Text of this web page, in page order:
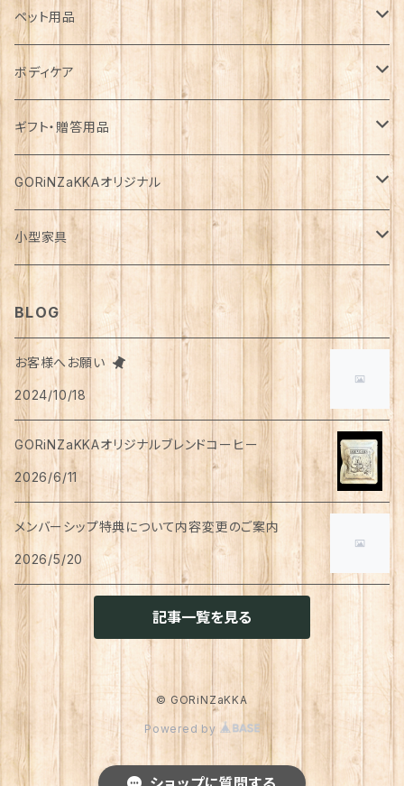
カゴ・バスケット
エコバッグ
花瓶
鏡
お風呂・ランドリー
タオル
スリッパ
マスク
ハンドソープ
アロマ・お香
トラベルセット
カレンダー
クッション・クッションカバー
ファブリック・マルチカバー
ブランケット
照明
帽子
アクセサリー
マフラー・ストール
ブランケット
バッグ
カゴバッグ
スマホショルダーバッグ
ポーチ
お財布・カード入れ
手袋・アームカバー
ハンカチ
てぬぐい
キーホルダー
メガネ・メガネケース
傘
キッチン雑貨
食器
お箸
カトラリー
ストロー
ポット・急須
湯のみ
グラス
カップ&ソーサー
マグカップ
コースター
お皿
箸置き
お菓子作り
ふきん
ガーデン雑貨
ジョウロ
鉢
はさみ
支柱
ステーショナリー
紙類
ノート
カード
はがき
ペン
メモ帳
スケジュール帳
はさみ
ふせん
マスキングテープ
ミニチュア
アウトドア
手芸用品
コート
ダウン
ジャケット
パーカー・ウィンドブレーカー
カーディガン
ベスト
ブルゾン
トップス
長袖
半袖
五分丈、七分丈
ニット
タンクトップ
フレンチスリーブ
ボトムス
スカート
キュロット
ワイドパンツ
パンツ
ワンピース・チュニック
ルームウェア・パジャマ
アンダーウェア
レッグウェア
靴下
タイツ
足首ウォーマー
メンズ
ボトムス
アウター
ジャケット
トップス
防災用品
下着
食器・カトラリー
バッテリー
ブランケット・寝具
食料
パックご飯
お餅
麺類
穀物
粉物
缶詰・瓶詰
レトルト惣菜
カレー
味噌汁・スープ
お茶漬け
乾物
調味料・オイル
だし
飲料
水・炭酸水
ジュース
コーヒー
紅茶
お茶
ハーブティー
希釈飲料
ペーパー類
トイレットペーパー
ティッシュペーパー
ライト
ろうそく
ペット用品
ドライフード
犬用
猫用
メダカ
ウェットフード
無添加・手作り（犬用）
猫用
缶詰
犬用
猫用
レトルト食品
犬用
猫用
おやつ
犬用
猫用
犬猫共通
食器
犬用
猫用
衣類・服飾雑貨
犬用
猫用
おもちゃ
猫用
ボディケア
犬用
猫用
犬猫兼用
ベッド
トイレ周り
犬用
猫用
犬猫兼用
その他雑貨
サプリメント
ボディケア
基礎化粧品
化粧水
乳液
医薬部外品
リップクリーム
メイク用品
ボディーソープ
ヘアケア
クシ・ブラシ
シャンプー
リンスインシャンプー
トリートメント
せっけん
洗顔
ハンドクリーム
オーラルケア
入浴剤・バスボム
ギフト・贈答用品
食品・飲料
食器類
タオル
洗剤
防災用品
ラッピング資材
GORiNZaKKAオリジナル
アパレル
Tシャツ
アクセサリー
ピアス
イヤリング・ノンホールピアス
リング
飲料
珈琲
小型家具
スツール
BLOG
お客様へお願い
2024/10/18
GORiNZaKKAオリジナルブレンドコーヒー
2026/6/11
メンバーシップ特典について内容変更のご案内
2026/5/20
記事一覧を見る
© GORiNZaKKA
Powered by